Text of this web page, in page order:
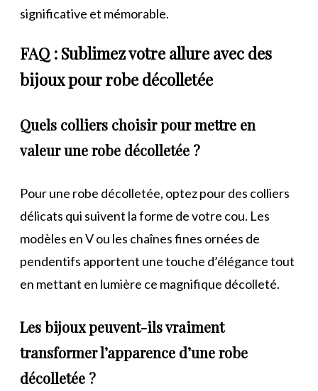
significative et mémorable.
FAQ : Sublimez votre allure avec des
bijoux pour robe décolletée
Quels colliers choisir pour mettre en
valeur une robe décolletée ?
Pour une robe décolletée, optez pour des colliers
délicats qui suivent la forme de votre cou. Les
modèles en V ou les chaînes fines ornées de
pendentifs apportent une touche d’élégance tout
en mettant en lumière ce magnifique décolleté.
Les bijoux peuvent-ils vraiment
transformer l’apparence d’une robe
décolletée ?